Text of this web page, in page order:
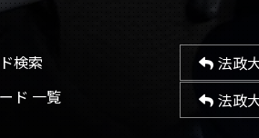
検索
ド 一覧
法政
法政